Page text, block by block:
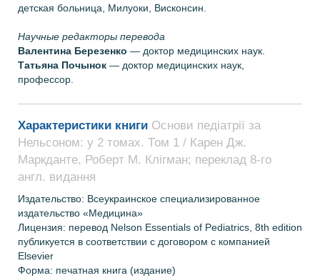
детская больница, Милуоки, Висконсин.
Научные редакторы перевода
Валентина Березенко — доктор медицинских наук.
Татьяна Почынок — доктор медицинских наук,
профессор.
Характеристики книги Основи педіатрії за
Нельсоном: у 2 томах. Том 1 / Карен Дж.
Маркданте, Роберт М. Клігман; переклад 8-го
англ. видання
Издательство: Всеукраинское специализированное
издательство «Медицина»
Лицензия: перевод Nelson Essentials of Pediatrics, 8th edition
публикуется в соответствии с договором с компанией
Elsevier
Форма: печатная книга (издание)